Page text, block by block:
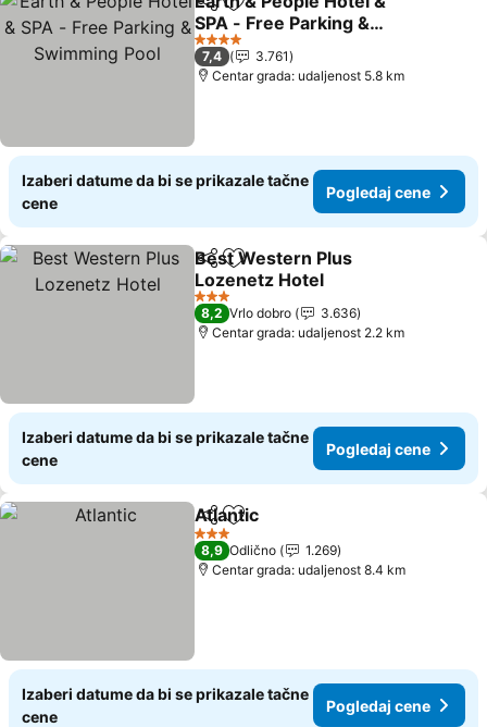
Deli Dodati u favorite
SPA - Free Parking &
Swimming Pool
Pogledaj cene
4 Zvezdice
7,4
3.761
Centar grada: udaljenost 5.8 km
Izaberi datume da bi se prikazale tačne
cene
Pogledaj cene
Deli Dodati u favorite
Best Western Plus
Lozenetz Hotel
Pogledaj cene
3 Zvezdice
8,2 Vrlo dobro
3.636
Centar grada: udaljenost 2.2 km
Izaberi datume da bi se prikazale tačne
cene
Pogledaj cene
Deli Dodati u favorite
Atlantic
3 Zvezdice
8,9 Odlično
1.269
Centar grada: udaljenost 8.4 km
Izaberi datume da bi se prikazale tačne
cene
Pogledaj cene